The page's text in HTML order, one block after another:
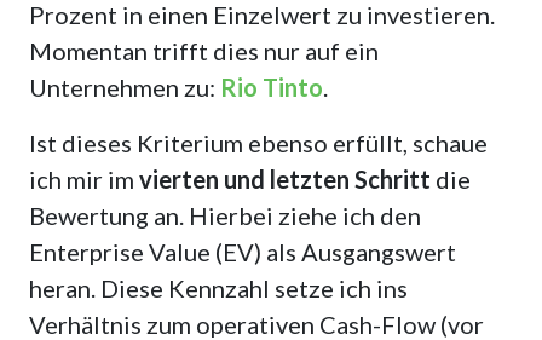
Prozent in einen Einzelwert zu investieren.
Momentan trifft dies nur auf ein
Unternehmen zu: Rio Tinto
Ist dieses Kriterium ebenso erfüllt, schaue
ich mir im vierten und letzten Schritt die
Bewertung an. Hierbei ziehe ich den
Enterprise Value (EV) als Ausgangswert
heran. Diese Kennzahl setze ich ins
Verhältnis zum operativen Cash-Flow (vor